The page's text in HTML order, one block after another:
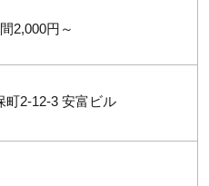
円～
町2-12-3 安富ビル